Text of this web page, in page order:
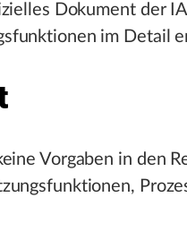
Dokument der
im Detail
Vorgaben in den